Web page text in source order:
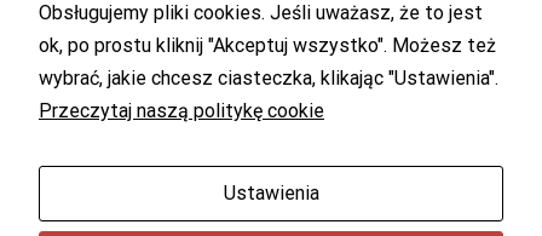
Copyright by pcsz.pl © 2022. Wszelkie prawa zastrzeżone.
Obsługujemy pliki cookies. Jeśli uważasz, że to jest
ok, po prostu kliknij "Akceptuj wszystko". Możesz też
wybrać, jakie chcesz ciasteczka, klikając "Ustawienia".
Przeczytaj naszą politykę cookie
Ustawienia
Aby nasza
strona
internetowa
działała jak
najlepiej
Jeśli odrzucisz
te pliki cookie,